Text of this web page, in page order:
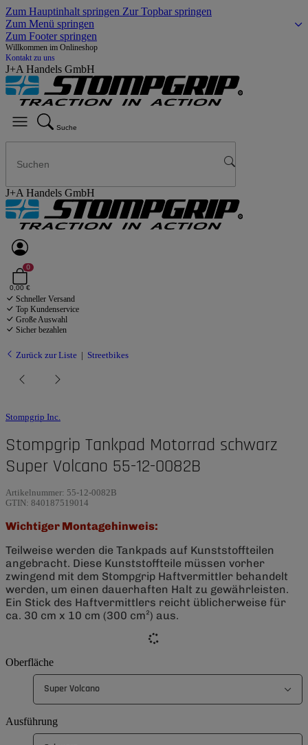
Zum Hauptinhalt springen Zur Topbar springen
Zum Menü springen
Zum Footer springen
Willkommen im Onlineshop
Kontakt zu uns
J+A Handels GmbH
Suche
J+A Handels GmbH
0
0,00 €
Schneller Versand
Top Kundenservice
Große Auswahl
Sicher bezahlen
Zurück zur Liste Streetbikes
Stompgrip Inc.
Stompgrip Tankpad Motorrad schwarz
Super Volcano 55-12-0082B
Artikelnummer: 55-12-0082B
GTIN: 840187519014
Wichtiger Montagehinweis:
Teilweise werden die Tankpads auf Kunststoffteilen
angebracht. Diese Kunststoffteile müssen vorher
zwingend mit dem Stompgrip Haftvermittler behandelt
werden, um einen dauerhaften Halt zu gewährleisten.
Ein Stick des Haftvermittlers reicht üblicherweise für
ca. 30 cm x 10 cm (300 cm²) aus.
Oberfläche
Super Volcano
Ausführung